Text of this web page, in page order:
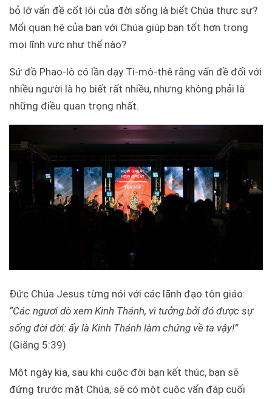
bỏ lỡ vấn đề cốt lõi của đời sống là biết Chúa thực sự?
Mối quan hệ của bạn với Chúa giúp bạn tốt hơn trong
mọi lĩnh vực như thế nào?
Sứ đồ Phao-lô có lần dạy Ti-mô-thê rằng vấn đề đối với
nhiều người là họ biết rất nhiều, nhưng không phải là
những điều quan trọng nhất.
Đức Chúa Jesus từng nói với các lãnh đạo tôn giáo:
“Các ngươi dò xem Kinh Thánh, vì tưởng bởi đó được sự
sống đời đời: ấy là Kinh Thánh làm chứng về ta vậy!”
(Giăng 5:39)
Một ngày kia, sau khi cuộc đời bạn kết thúc, bạn sẽ
đứng trước mặt Chúa, sẽ có một cuộc vấn đáp cuối